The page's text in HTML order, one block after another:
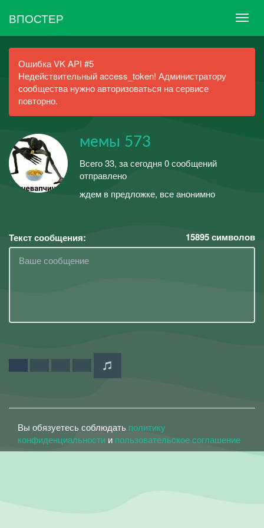
ВПОСТЕР
Ошибка VK API #5
Недействительный access_token! Администратору
сообщества нужно авторизоваться на сервисе
повторно.
мемы 573
Всего 33, за сегодня 0 сообщений
отправлено
ждем в предложке, все анонимно
Текст сообщения: 15895символов
Вы обязуетесь соблюдать политику
конфиденциальности и пользовательское соглашение